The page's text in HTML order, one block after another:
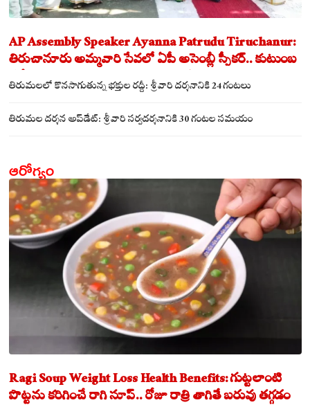
AP Assembly Speaker Ayanna Patrudu Tiruchanur:
తిరుచానూరు అమ్మవారి సేవలో ఏపీ అసెంబ్లీ స్పీకర్.. కుటుంబ
సమేతంగా దర్శించుకున్న అయ్యన్నపాత్రుడు!
తిరుమలలో కొనసాగుతున్న భక్తుల రద్దీ: శ్రీవారి దర్శనానికి 24 గంటలు
తిరుమల దర్శన అప్‌డేట్: శ్రీవారి సర్వదర్శనానికి 30 గంటల సమయం
ఆరోగ్యం
Ragi Soup Weight Loss Health Benefits: గుట్టలాంటి
పొట్టను కరిగించే రాగి సూప్.. రోజూ రాత్రి తాగితే బరువు తగ్గడం